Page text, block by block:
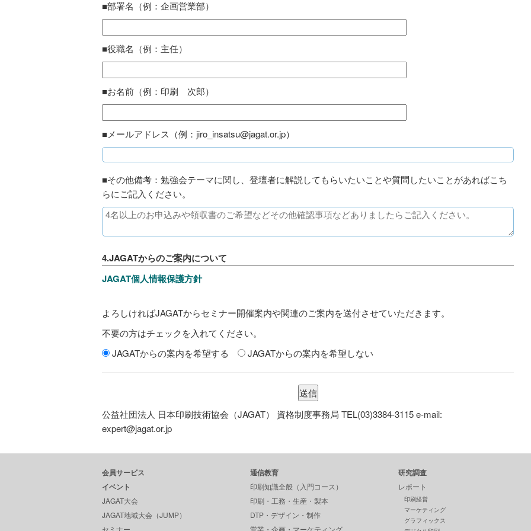
■部署名（例：企画営業部）
■役職名（例：主任）
■お名前（例：印刷 次郎）
■メールアドレス（例：jiro_insatsu@jagat.or.jp）
■その他備考：勉強会テーマに関し、登壇者に解説してもらいたいことや質問したいことがあればこち
らにご記入ください。
4.JAGATからのご案内について
JAGAT個人情報保護方針
よろしければJAGATからセミナー開催案内や関連のご案内を送付させていただきます。
不要の方はチェックを入れてください。
JAGATからの案内を希望する
JAGATからの案内を希望しない
公益社団法人 日本印刷技術協会（JAGAT） 資格制度事務局 TEL(03)3384-3115 e-mail:
expert@jagat.or.jp
会員サービス
イベント
JAGAT大会
JAGAT地域大会（JUMP）
セミナー
通信教育
印刷知識全般（入門コース）
印刷・工務・生産・製本
DTP・デザイン・制作
営業・企画・マーケティング
研究調査
レポート
印刷経営
マーケティング
グラフィックス